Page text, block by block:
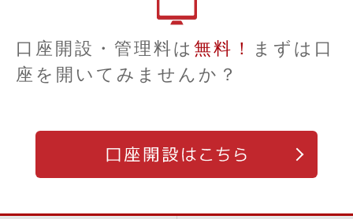
口座開設・管理料は 無料！
まずは口
座を開いてみませんか？